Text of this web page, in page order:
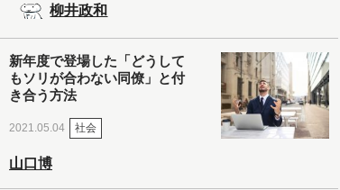
柳井政和
新年度で登場した「どうして
もソリが合わない同僚」と付
き合う方法
2021.05.04 社会
山口博